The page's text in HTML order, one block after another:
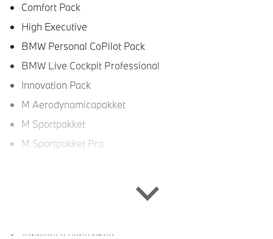
Comfort Pack
High Executive
BMW Personal CoPilot Pack
BMW Live Cockpit Professional
Innovation Pack
M Aerodynamicapakket
M Sportpakket
M Sportpakket Pro
Ambiance verlichting